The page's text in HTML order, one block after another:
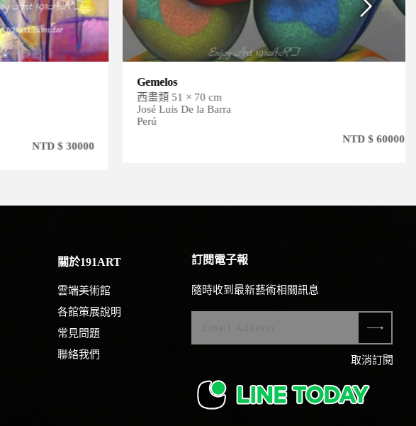
NTD $ 30000
Gemelos
西畫類 51 × 70 cm
José Luis De la Barra
NTD $ 60000
關於191ART
雲端美術館
各館策展說明
常見問題
聯絡我們
訂閱電子報
隨時收到最新藝術相關訊息
取消訂閱